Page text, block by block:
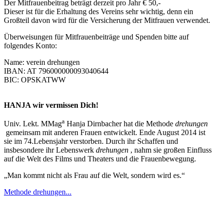
Der Mitfrauenbeitrag beträgt derzeit pro Jahr € 50,-
Dieser ist für die Erhaltung des Vereins sehr wichtig, denn ein
Großteil davon wird für die Versicherung der Mitfrauen verwendet.
Überweisungen für Mitfrauenbeiträge und Spenden bitte auf
folgendes Konto:
Name: verein drehungen
IBAN: AT 796000000093040644
BIC: OPSKATWW
HANJA wir vermissen Dich!
Univ. Lekt. MMaga Hanja Dirnbacher hat die Methode drehungen
gemeinsam mit anderen Frauen entwickelt. Ende August 2014 ist
sie im 74.Lebensjahr verstorben. Durch ihr Schaffen und
insbesondere ihr Lebenswerk drehungen , nahm sie großen Einfluss
auf die Welt des Films und Theaters und die Frauenbewegung.
„Man kommt nicht als Frau auf die Welt, sondern wird es.“
Methode drehungen...